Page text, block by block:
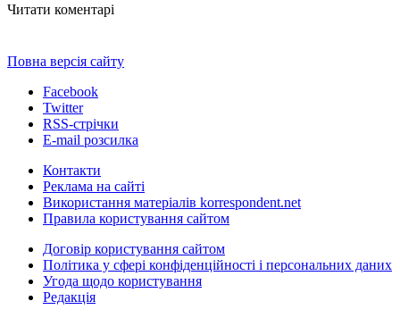
Читати коментарі
Повна версія сайту
Facebook
Twitter
RSS-стрічки
E-mail розсилка
Контакти
Реклама на сайті
Використання матеріалів korrespondent.net
Правила користування сайтом
Договір користування сайтом
Політика у сфері конфіденційності і персональних даних
Угода щодо користування
Редакція